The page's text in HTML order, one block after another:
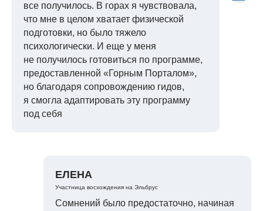
все получилось. В горах я чувствовала,
что мне в целом хватает физической
подготовки, но было тяжело
психологически. И еще у меня
не получилось готовиться по программе,
предоставленной «Горным Порталом»,
но благодаря сопровождению гидов,
я смогла адаптировать эту программу
под себя
ЕЛЕНА
Участница восхождения на Эльбрус
Сомнений было предостаточно, начиная